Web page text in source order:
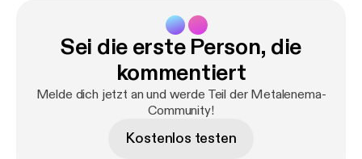
Sei die erste Person, die
kommentiert
Melde dich jetzt an und werde Teil der Metalenema-
Community!
Kostenlos testen